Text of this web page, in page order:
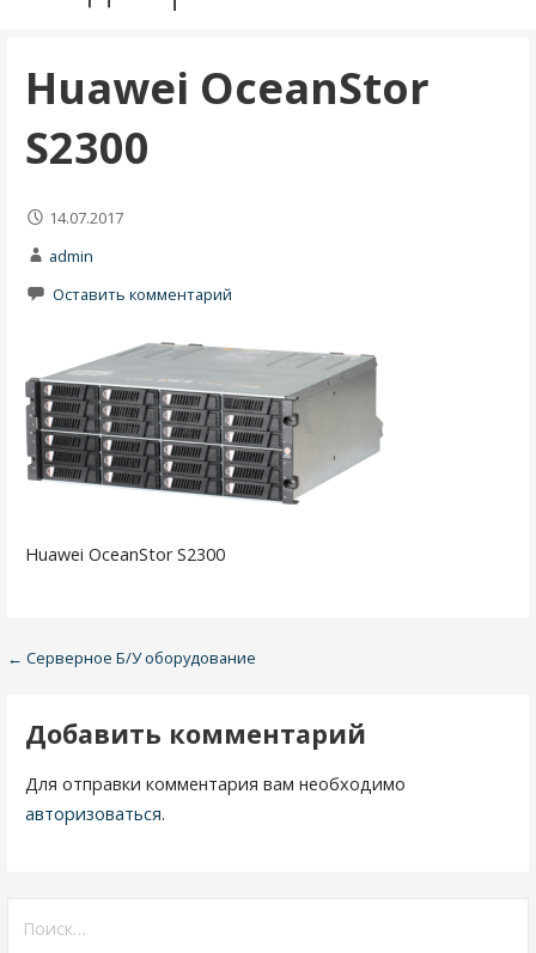
Huawei OceanStor
S2300
14.07.2017
admin
Оставить комментарий
Huawei OceanStor S2300
Н
в
и
ц
← Серверное Б/У оборудование
Добавить комментарий
Для отправки комментария вам необходимо
авторизоваться.